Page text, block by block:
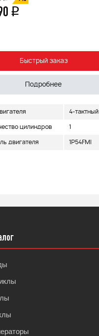
q
Быстрый заказ
Подробнее
4-тактный
цилиндров 1
двигателя 1P54FMI